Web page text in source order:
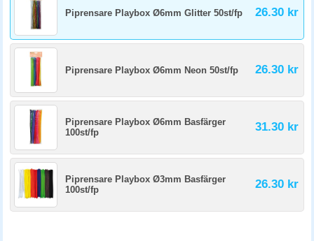
Piprensare Playbox Ø6mm Glitter 50st/fp 26.30 kr
Piprensare Playbox Ø6mm Neon 50st/fp 26.30 kr
Piprensare Playbox Ø6mm Basfärger
100st/fp
31.30 kr
Piprensare Playbox Ø3mm Basfärger
100st/fp
26.30 kr